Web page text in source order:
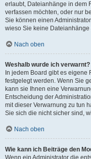
erlaubt, Dateianhänge in dem
verfassen möchten, oder nur
Sie können einen
wieso Sie keine
Nach oben
Weshalb wurde ich verwarnt?
In jedem Board gibt es eigene
festgelegt werden. Wenn Sie
kann sie Ihnen eine
Entscheidung der
mit dieser Verwarnung zu tun
Sie sich die nicht sicher sind,
Nach oben
Wie kann ich Beiträge den
Wenn ein Administrator die